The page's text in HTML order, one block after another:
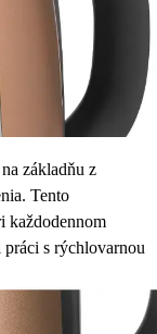
základňu z
Tento
každodennom
s rýchlovarnou